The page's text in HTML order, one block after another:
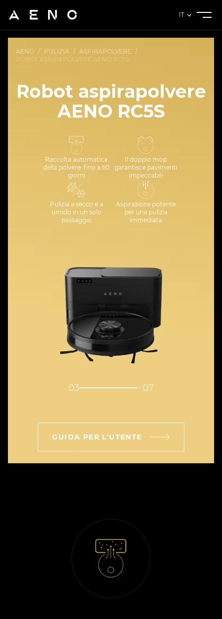
IT
AENO / PULIZIA / ASPIRAPOLVERE /
ROBOT ASPIRAPOLVERE AENO RC5S
Robot aspirapolvere
AENO RC5S
Raccolta automatica
della polvere: fino a 60
giorni
Il doppio mop
garantisce pavimenti
impeccabili
Pulizia a secco e a
umido in un solo
passaggio
Aspirazione potente
per una pulizia
immediata
04 07
GUIDA PER L'UTENTE